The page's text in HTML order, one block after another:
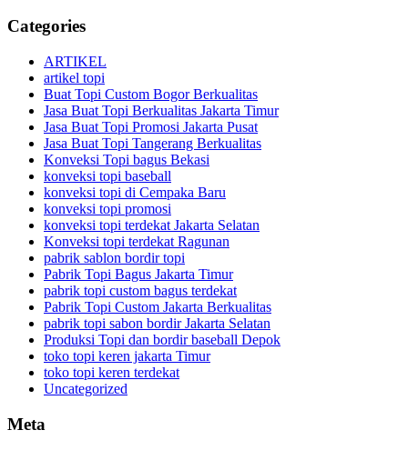
Categories
ARTIKEL
artikel topi
Buat Topi Custom Bogor Berkualitas
Jasa Buat Topi Berkualitas Jakarta Timur
Jasa Buat Topi Promosi Jakarta Pusat
Jasa Buat Topi Tangerang Berkualitas
Konveksi Topi bagus Bekasi
konveksi topi baseball
konveksi topi di Cempaka Baru
konveksi topi promosi
konveksi topi terdekat Jakarta Selatan
Konveksi topi terdekat Ragunan
pabrik sablon bordir topi
Pabrik Topi Bagus Jakarta Timur
pabrik topi custom bagus terdekat
Pabrik Topi Custom Jakarta Berkualitas
pabrik topi sabon bordir Jakarta Selatan
Produksi Topi dan bordir baseball Depok
toko topi keren jakarta Timur
toko topi keren terdekat
Uncategorized
Meta